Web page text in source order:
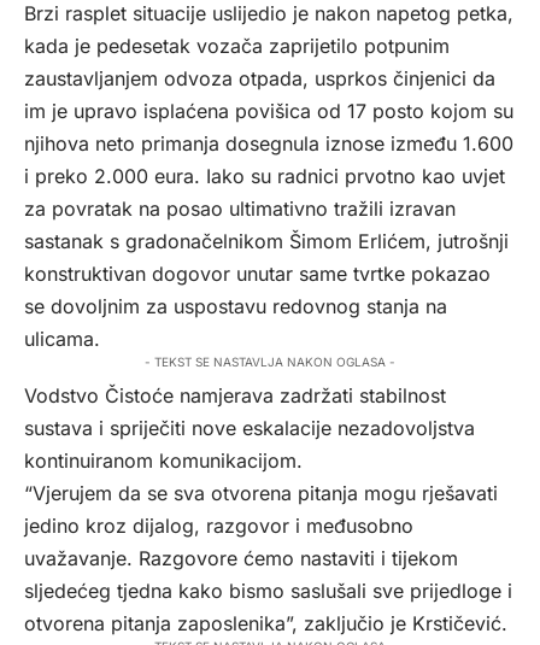
Brzi rasplet situacije uslijedio je nakon napetog petka,
kada je pedesetak vozača zaprijetilo potpunim
zaustavljanjem odvoza otpada, usprkos činjenici da
im je upravo isplaćena povišica od 17 posto kojom su
njihova neto primanja dosegnula iznose između 1.600
i preko 2.000 eura. Iako su radnici prvotno kao uvjet
za povratak na posao ultimativno tražili izravan
sastanak s gradonačelnikom Šimom Erlićem, jutrošnji
konstruktivan dogovor unutar same tvrtke pokazao
se dovoljnim za uspostavu redovnog stanja na
ulicama.
- TEKST SE NASTAVLJA NAKON OGLASA -
Vodstvo Čistoće namjerava zadržati stabilnost
sustava i spriječiti nove eskalacije nezadovoljstva
kontinuiranom komunikacijom.
“Vjerujem da se sva otvorena pitanja mogu rješavati
jedino kroz dijalog, razgovor i međusobno
uvažavanje. Razgovore ćemo nastaviti i tijekom
sljedećeg tjedna kako bismo saslušali sve prijedloge i
otvorena pitanja zaposlenika”, zaključio je Krstičević.